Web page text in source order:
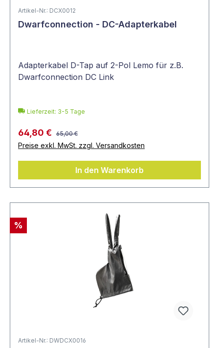
Artikel-Nr.: DCX0012
Dwarfconnection - DC-Adapterkabel
Adapterkabel D-Tap auf 2-Pol Lemo für z.B.
Dwarfconnection DC Link
Lieferzeit: 3-5 Tage
64,80 € 65,00 €
Preise exkl. MwSt. zzgl. Versandkosten
In den Warenkorb
%
Artikel-Nr.: DWDCX0016